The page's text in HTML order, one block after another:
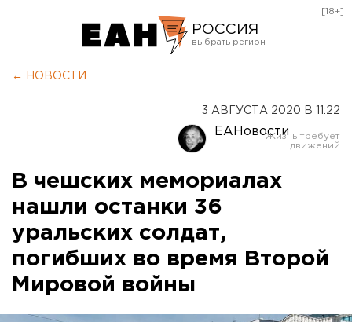
РОССИЯ
Оренбург
[18+]
← НОВОСТИ
3 АВГУСТА 2020 В 11:22
ЕАНовости
В чешских мемориалах
нашли останки 36
уральских солдат,
погибших во время Второй
Мировой войны